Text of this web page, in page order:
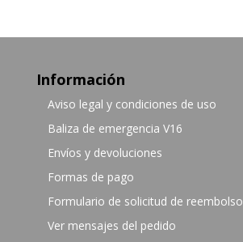
Información
Aviso legal y condiciones de uso
Baliza de emergencia V16
Envíos y devoluciones
Formas de pago
Formulario de solicitud de reembolso
Ver mensajes del pedido